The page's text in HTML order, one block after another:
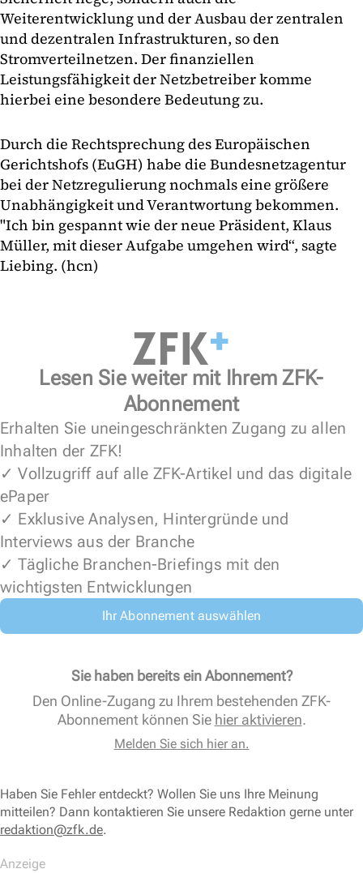
Weiterentwicklung und der Ausbau der zentralen
und dezentralen Infrastrukturen, so den
Stromverteilnetzen. Der finanziellen
Leistungsfähigkeit der Netzbetreiber komme
hierbei eine besondere Bedeutung zu.
Durch die Rechtsprechung des Europäischen
Gerichtshofs (EuGH) habe die Bundesnetzagentur
bei der Netzregulierung nochmals eine größere
Unabhängigkeit und Verantwortung bekommen.
"Ich bin gespannt wie der neue Präsident, Klaus
Müller, mit dieser Aufgabe umgehen wird“, sagte
Liebing. (hcn)
Lesen Sie weiter mit Ihrem ZFK-
Abonnement
Erhalten Sie uneingeschränkten Zugang zu allen
Inhalten der ZFK!
✓ Vollzugriff auf alle ZFK-Artikel und das digitale
ePaper
✓ Exklusive Analysen, Hintergründe und
Interviews aus der Branche
✓ Tägliche Branchen-Briefings mit den
wichtigsten Entwicklungen
Ihr Abonnement auswählen
Sie haben bereits ein Abonnement?
Den Online-Zugang zu Ihrem bestehenden ZFK-
Abonnement können Sie hier aktivieren.
Melden Sie sich hier an.
Haben Sie Fehler entdeckt? Wollen Sie uns Ihre Meinung
mitteilen? Dann kontaktieren Sie unsere Redaktion gerne unter
redaktion@zfk.de.